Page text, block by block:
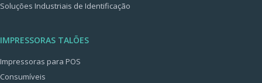
Soluções Industriais de Identificação
IMPRESSORAS TALÕES
Impressoras para POS
Consumíveis